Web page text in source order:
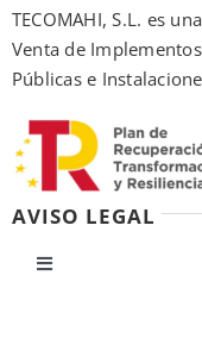
TECOMAHI, S.L. es
Venta de
Públicas e
AVISO LEGAL
Toggle